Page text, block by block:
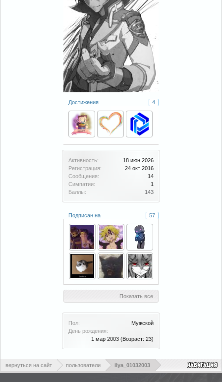
Достижения 4
Активность:
18 июн 2026
Регистрация:
24 окт 2016
Сообщения:
14
Симпатии:
1
Баллы:
143
Подписан на 57
Показать все
Пол:
Мужской
День рождения:
1 мар 2003 (Возраст: 23)
вернуться на сайт пользователи ilya_01032003